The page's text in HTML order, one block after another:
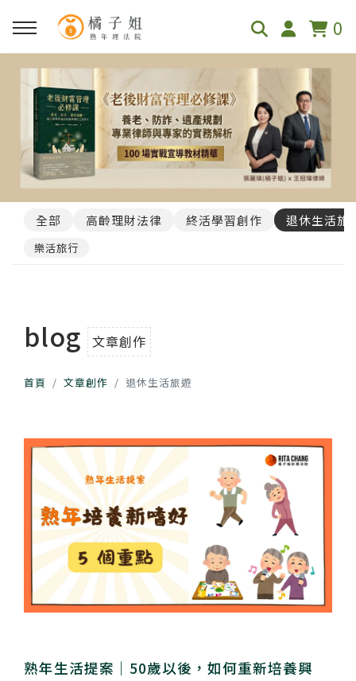
0
全部 高齡理財法律 終活學習創作 退休生活旅
樂活旅行
blog 文章創作
首頁 文章創作 退休生活旅遊
熟年生活提案｜50歲以後，如何重新培養興